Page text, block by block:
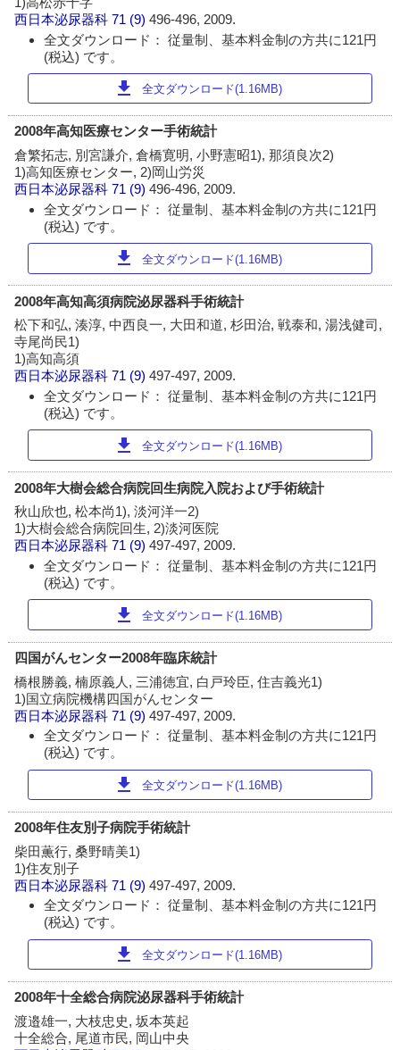
西日本泌尿器科 71 (9)496-496, 2009.
全文ダウンロード： 従量制、基本料金制の方共に121円
(税込) です。
download 全文ダウンロード(1.16MB)
2008年高知医療センター手術統計
倉繁拓志, 別宮謙介, 倉橋寛明, 小野憲昭1), 那須良次2)
1)高知医療センター, 2)岡山労災
西日本泌尿器科 71 (9)496-496, 2009.
全文ダウンロード： 従量制、基本料金制の方共に121円
(税込) です。
download 全文ダウンロード(1.16MB)
2008年高知高須病院泌尿器科手術統計
松下和弘, 湊淳, 中西良一, 大田和道, 杉田治, 戦泰和, 湯浅健司,
寺尾尚民1)
1)高知高須
西日本泌尿器科 71 (9)497-497, 2009.
全文ダウンロード： 従量制、基本料金制の方共に121円
(税込) です。
download 全文ダウンロード(1.16MB)
2008年大樹会総合病院回生病院入院および手術統計
秋山欣也, 松本尚1), 淡河洋一2)
1)大樹会総合病院回生, 2)淡河医院
西日本泌尿器科 71 (9)497-497, 2009.
全文ダウンロード： 従量制、基本料金制の方共に121円
(税込) です。
download 全文ダウンロード(1.16MB)
四国がんセンター2008年臨床統計
橋根勝義, 楠原義人, 三浦徳宜, 白戸玲臣, 住吉義光1)
1)国立病院機構四国がんセンター
西日本泌尿器科 71 (9)497-497, 2009.
全文ダウンロード： 従量制、基本料金制の方共に121円
(税込) です。
download 全文ダウンロード(1.16MB)
2008年住友別子病院手術統計
柴田薫行, 桑野晴美1)
1)住友別子
西日本泌尿器科 71 (9)497-497, 2009.
全文ダウンロード： 従量制、基本料金制の方共に121円
(税込) です。
download 全文ダウンロード(1.16MB)
2008年十全総合病院泌尿器科手術統計
渡邉雄一, 大枝忠史, 坂本英起
十全総合, 尾道市民, 岡山中央